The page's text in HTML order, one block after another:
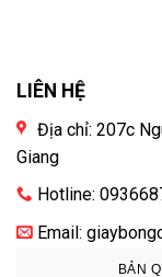
LIÊN HỆ
Địa chỉ: 207c
Giang
Hotline:
Email:
BẢN